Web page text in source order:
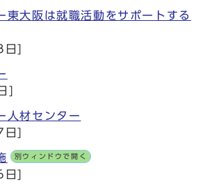
東大阪は就職活動をサポートする
]
]
人材センター
]
別ウィンドウで開く
]